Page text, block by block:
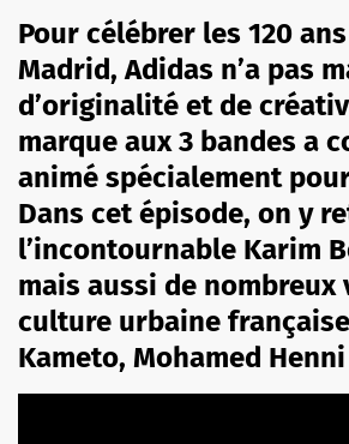
Pour célébrer les 120
Madrid, Adidas n’a pas
d’originalité et de
marque aux 3 bandes a
animé spécialement
Dans cet épisode, on y
l’incontournable Karim
mais aussi de nombreux
culture urbaine
Kameto, Mohamed